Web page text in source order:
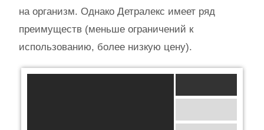
на организм. Однако Детралекс имеет ряд
преимуществ (меньше ограничений к
использованию, более низкую цену).